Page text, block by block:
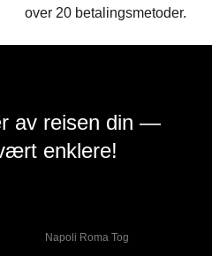
over 20 betalingsmetoder.
av reisen din —
enklere!
Napoli Roma Tog